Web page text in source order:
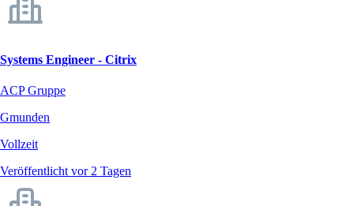
Systems Engineer - Citrix
ACP Gruppe
Gmunden
Vollzeit
Veröffentlicht vor 2 Tagen